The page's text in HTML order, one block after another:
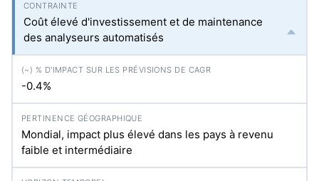
Coût élevé d'investissement et de maintenance
des analyseurs automatisés
-0.4%
Mondial, impact plus élevé dans les pays à revenu
faible et intermédiaire